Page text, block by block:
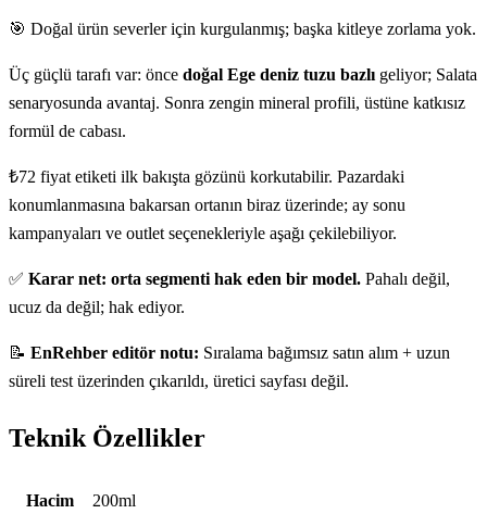
🎯 Doğal ürün severler için kurgulanmış; başka kitleye zorlama yok.
Üç güçlü tarafı var: önce doğal Ege deniz tuzu bazlıgeliyor; Salata
senaryosunda avantaj. Sonra zengin mineral profili, üstüne katkısız
formül de cabası.
₺72 fiyat etiketi ilk bakışta gözünü korkutabilir. Pazardaki
konumlanmasına bakarsan ortanın biraz üzerinde; ay sonu
kampanyaları ve outlet seçenekleriyle aşağı çekilebiliyor.
✅ Karar net: orta segmenti hak eden bir model. Pahalı değil,
ucuz da değil; hak ediyor.
📝 EnRehber editör notu: Sıralama bağımsız satın alım + uzun
süreli test üzerinden çıkarıldı, üretici sayfası değil.
Teknik Özellikler
Teknik özellikler
Hacim
200ml